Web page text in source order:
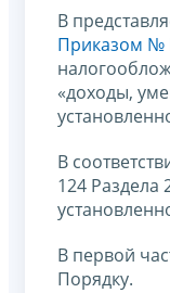
В
Приказом №
«доходы,
В
124 Раздела
В первой
Порядку.